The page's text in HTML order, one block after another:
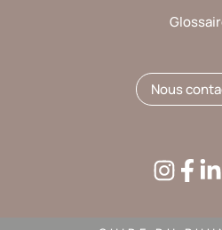
Nous